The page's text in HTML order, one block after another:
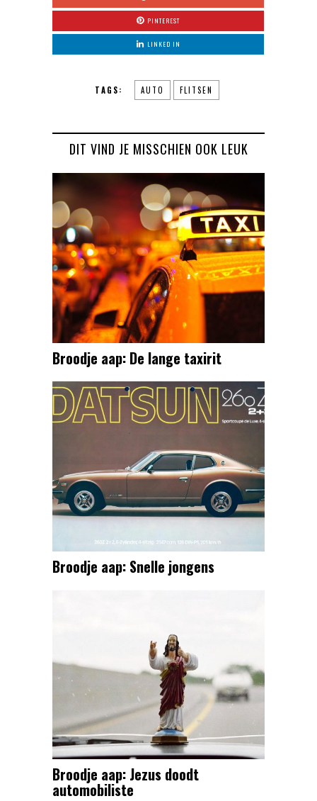
PINTEREST
LINKED IN
TAGS: AUTO FLITSEN
DIT VIND JE MISSCHIEN OOK LEUK
Broodje aap: De lange taxirit
Broodje aap: Snelle jongens
Broodje aap: Jezus doodt
automobiliste